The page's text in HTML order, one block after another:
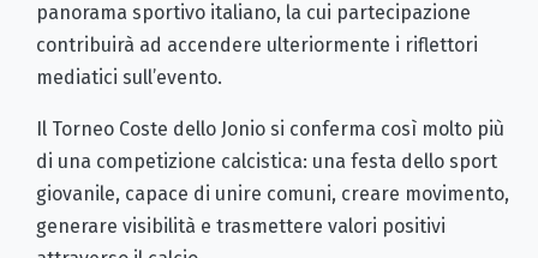
panorama sportivo italiano, la cui partecipazione
contribuirà ad accendere ulteriormente i riflettori
mediatici sull’evento.
Il Torneo Coste dello Jonio si conferma così molto più
di una competizione calcistica: una festa dello sport
giovanile, capace di unire comuni, creare movimento,
generare visibilità e trasmettere valori positivi